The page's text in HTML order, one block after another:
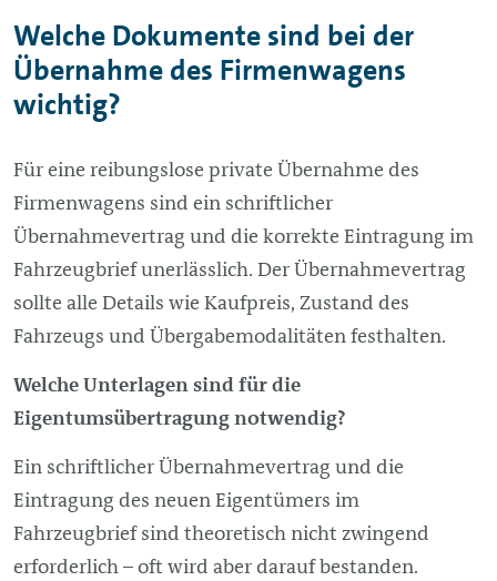
Welche Dokumente sind bei der
Übernahme des Firmenwagens
wichtig?
Für eine reibungslose private Übernahme des
Firmenwagens sind ein schriftlicher
Übernahmevertrag und die korrekte Eintragung im
Fahrzeugbrief unerlässlich. Der Übernahmevertrag
sollte alle Details wie Kaufpreis, Zustand des
Fahrzeugs und Übergabemodalitäten festhalten.
Welche Unterlagen sind für die
Eigentumsübertragung notwendig?
Ein schriftlicher Übernahmevertrag und die
Eintragung des neuen Eigentümers im
Fahrzeugbrief sind theoretisch nicht zwingend
erforderlich – oft wird aber darauf bestanden.